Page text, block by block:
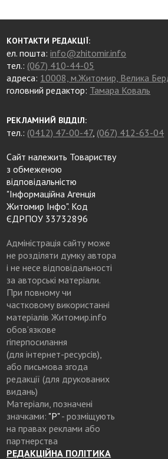
КОНТАКТИ РЕДАКЦІЇ:
ел. пошта:info@zhitomir.info
тел.: (067) 410-44-05
адреса: 10008, м.Житомир, Велика
головний редактор: Тамара Коваль
РЕКЛАМНИЙ ВІДДІЛ:
тел.: (0412) 47-00-47, (067) 412-63-04
Сайт належить Товариству
з обмеженою
відповідальністю
"Інформаційна Агенція
Житомир Інфо". Код
ЄДРПОУ 33732896
Адміністрація сайту може
не розділяти думку автора
і не несе відповідальності
за авторські матеріали.
При повному чи
частковому використанні
матеріалів Житомир.info
обов’язкове
гіперпосилання
(для інтернет-ресурсів),
або письмова згода
редакції (для друкованих
видань)
Матеріали, позначені
значками: "Р"- розміщують
на правах реклами або
партнерства
РЕДАКЦІЙНА ПОЛІТИКА